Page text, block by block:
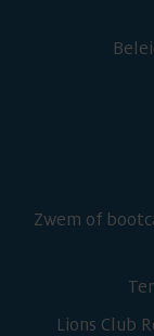
Zwem of
Lions Club